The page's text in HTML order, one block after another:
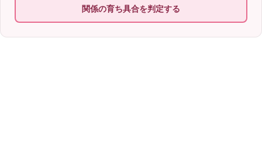
関係の育ち具合を判定する